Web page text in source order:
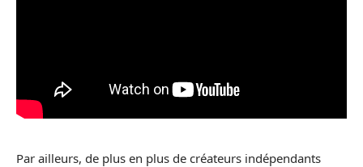
Par ailleurs, de plus en plus de créateurs indépendants